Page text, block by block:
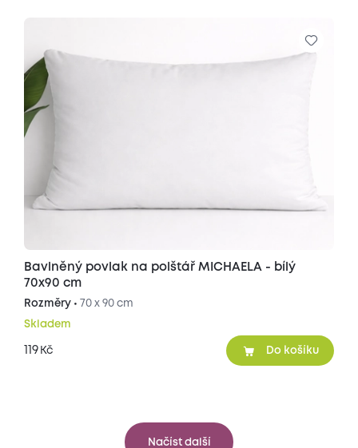
Bavlněný povlak na polštář MICHAELA - bílý
70x90 cm
Rozměry • 70 x 90 cm
Skladem
119 Kč Do košíku
Načíst další